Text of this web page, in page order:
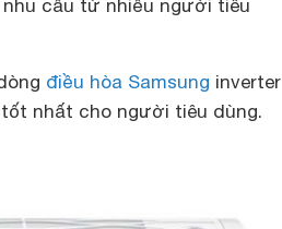
cầu từ nhiều người tiêu
điều hòa Samsung inverter
tốt nhất cho người tiêu dùng.